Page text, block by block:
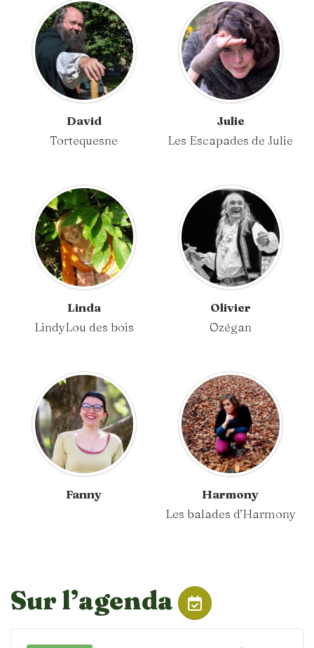
David
Tortequesne
Julie
Les Escapades de Julie
Linda
LindyLou des bois
Olivier
Ozégan
Fanny
Harmony
Les balades d’Harmony
Sur l’agenda